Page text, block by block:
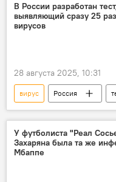
В России разработан
выявляющий сразу 25
вирусов
28 августа 2025, 10:31
вирус Россия
У футболиста "Реал
Захаряна была та же
Мбаппе